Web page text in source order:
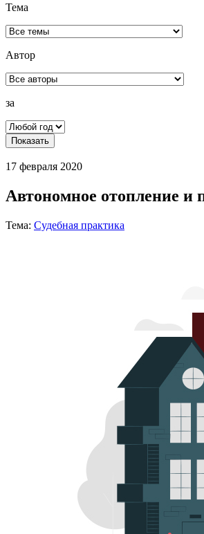
Тема
Автор
за
Показать
17 февраля 2020
Автономное отопление
Тема: Судебная практика